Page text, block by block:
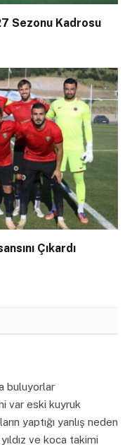
Sezonu Kadrosu
Çıkardı
buluyorlar
var eski kuyruk
yaptığı yanlış neden
ve koca takimi